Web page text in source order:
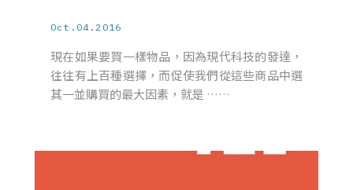
Oct.04.2016
現在如果要買一樣物品，因為現代科技的發達，
往往有上百種選擇，而促使我們從這些商品中選
其一並購買的最大因素，就是 ……